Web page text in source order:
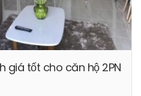
giá tốt cho căn hộ 2PN